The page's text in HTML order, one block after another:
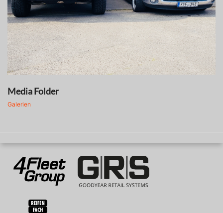
Media Folder
Galerien
Goodyear Fulda Sava
Mitglied
von
4Fleet
Group
GRS